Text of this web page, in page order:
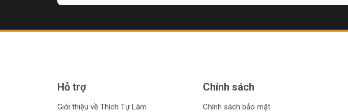
Hỗ trợ
Giới thiệu về Thích Tự Làm
Chính sách
Chính sách bảo mật